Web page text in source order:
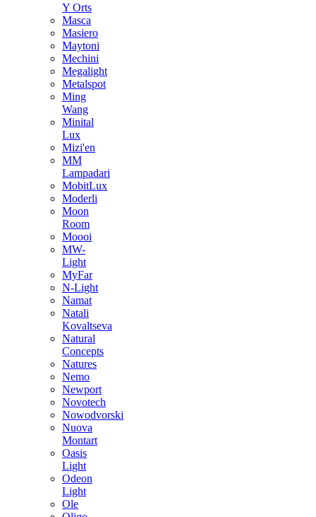
Y Orts
Masca
Masiero
Maytoni
Mechini
Megalight
Metalspot
Ming
Wang
Minital
Lux
Mizi'en
MM
Lampadari
MobitLux
Moderli
Moon
Room
Moooi
MW-
Light
MyFar
N-Light
Namat
Natali
Kovaltseva
Natural
Concepts
Natures
Nemo
Newport
Novotech
Nowodvorski
Nuova
Montart
Oasis
Light
Odeon
Light
Ole